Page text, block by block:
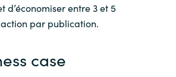
d’économiser entre 3 et 5
par publication.
case